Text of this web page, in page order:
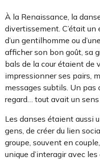
À la Renaissance, la
divertissement. C’était un
d’un gentilhomme ou
afficher son bon goût, sa
bals de la cour étaient de
impressionner ses pairs,
messages subtils. Un pas
regard… tout avait un sens
Les danses étaient aussi
gens, de créer du lien
groupe, souvent en
unique d’interagir avec